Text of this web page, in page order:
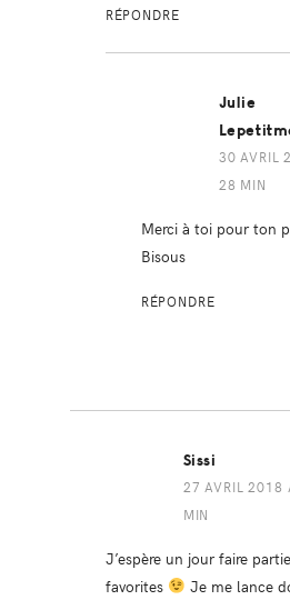
RÉPONDRE
Julie
30 AVRIL
28 MIN
Merci à toi pour ton
Bisous
RÉPONDRE
Sissi
27 AVRIL 2018
MIN
J’espère un jour faire
favorites
Je me lance